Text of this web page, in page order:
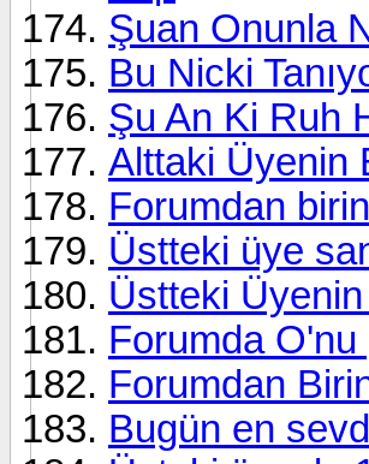
Şuan Onunla
Bu Nicki
Şu An Ki Ruh
Alttaki Üyenin
Forumdan
Üstteki üye
Üstteki
Forumda
Forumdan
Bugün en